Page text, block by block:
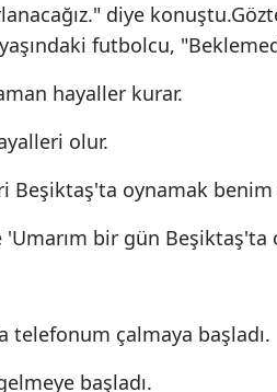
diye
futbolcu,
hayaller kurar.
olur.
Beşiktaş'ta oynamak
bir gün Beşiktaş'ta
telefonum çalmaya başladı.
başladı.